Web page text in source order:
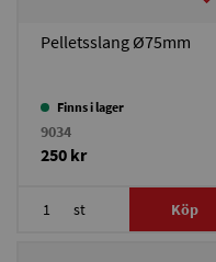
Pelletsslang Ø75mm
Finns i lager
9034
250 kr
st Köp